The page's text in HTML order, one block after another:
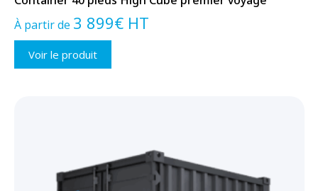
À partir de 3 899€HT
Voir le produit